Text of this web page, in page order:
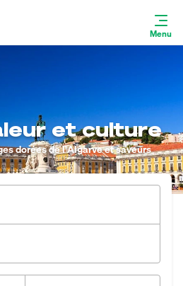
Menu
et culture
dorées de l'Algarve et saveurs